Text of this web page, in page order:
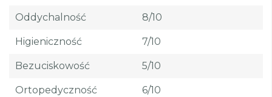
Oddychalność 8/10
Higieniczność 7/10
Bezuciskowość 5/10
Ortopedyczność 6/10